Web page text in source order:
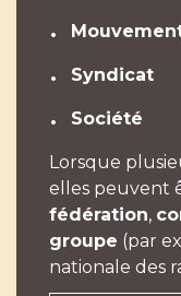
Syndicat
Société
Lorsque
elles peuvent
fédération,
groupe (par
nationale des